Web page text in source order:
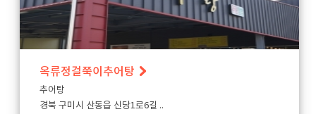
옥류정걸쭉이추어탕
추어탕
경북 구미시 산동읍 신당1로6길 ..